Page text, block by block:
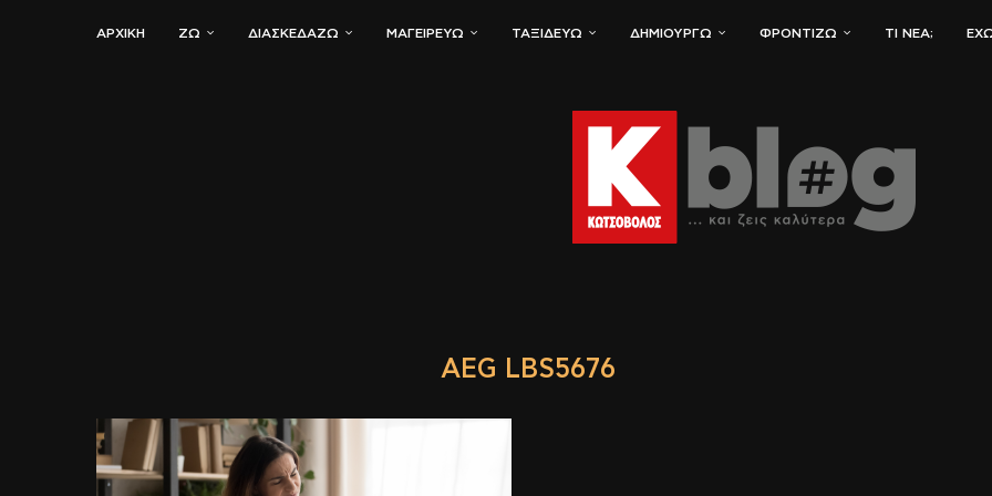
ΑΡΧΙΚΗ ΖΏ ΔΙΑΣΚΕΔΆΖΩ ΜΑΓΕΙΡΕΎΩ ΤΑΞΙΔΕΎΩ ΔΗΜΙΟΥΡΓΏ ΦΡΟΝΤΊΖΩ ΤΙ ΝΈΑ;
AEG LBS5676